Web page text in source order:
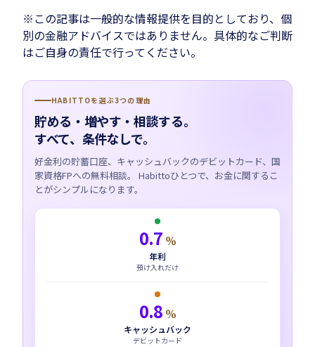
※この記事は一般的な情報提供を目的としており、個
別の金融アドバイスではありません。具体的なご判断
はご自身の責任で行ってください。
HABITTOを選ぶ3つの理由
貯める・増やす・相談する。
すべて、条件なしで。
好金利の貯蓄口座、キャッシュバックのデビットカード、国
家資格FPへの無料相談。 Habittoひとつで、お金に関するこ
とがシンプルになります。
0.7 %
年利
預け入れだけ
0.8 %
キャッシュバック
デビットカード